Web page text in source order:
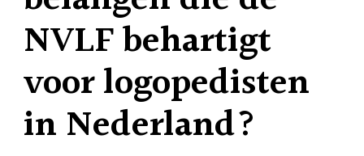
NVLF behartigt
voor logopedisten
in Nederland?